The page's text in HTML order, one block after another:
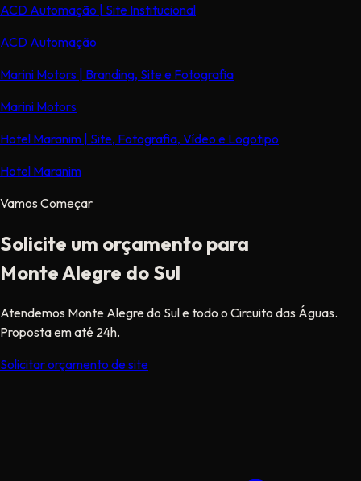
ACD Automação | Site Institucional
ACD Automação
Marini Motors | Branding, Site e Fotografia
Marini Motors
Hotel Maranim | Site, Fotografia, Vídeo e Logotipo
Hotel Maranim
Vamos Começar
Solicite um orçamento para
Monte Alegre do Sul
Atendemos Monte Alegre do Sul e todo o Circuito das Águas.
Proposta em até 24h.
Solicitar orçamento de site